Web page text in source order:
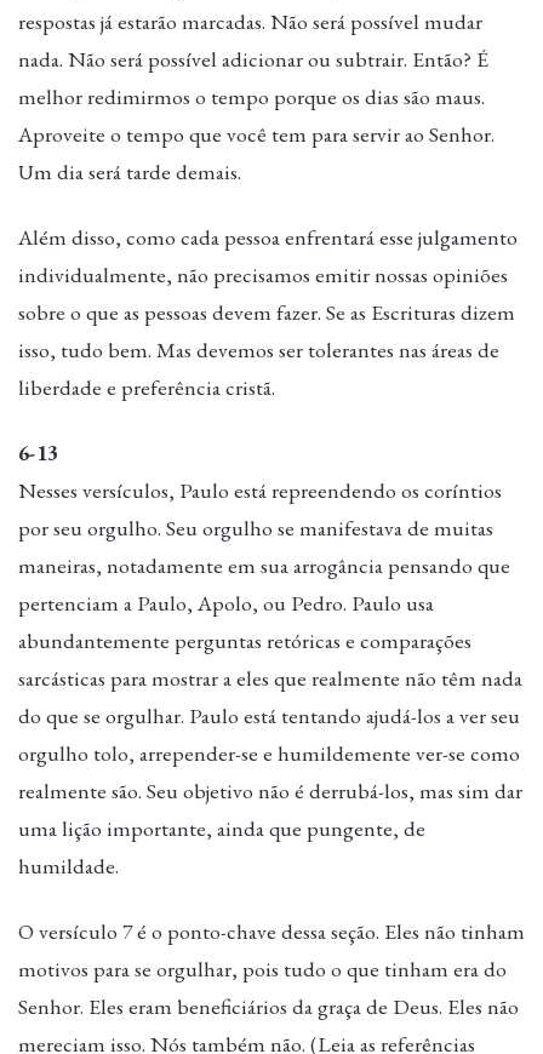
respostas já estarão marcadas. Não será possível mudar
nada. Não será possível adicionar ou subtrair. Então? É
melhor redimirmos o tempo porque os dias são maus.
Aproveite o tempo que você tem para servir ao Senhor.
Um dia será tarde demais.
Além disso, como cada pessoa enfrentará esse julgamento
individualmente, não precisamos emitir nossas opiniões
sobre o que as pessoas devem fazer. Se as Escrituras dizem
isso, tudo bem. Mas devemos ser tolerantes nas áreas de
liberdade e preferência cristã.
6-13
Nesses versículos, Paulo está repreendendo os coríntios
por seu orgulho. Seu orgulho se manifestava de muitas
maneiras, notadamente em sua arrogância pensando que
pertenciam a Paulo, Apolo, ou Pedro. Paulo usa
abundantemente perguntas retóricas e comparações
sarcásticas para mostrar a eles que realmente não têm nada
do que se orgulhar. Paulo está tentando ajudá-los a ver seu
orgulho tolo, arrepender-se e humildemente ver-se como
realmente são. Seu objetivo não é derrubá-los, mas sim dar
uma lição importante, ainda que pungente, de
humildade.
O versículo 7 é o ponto-chave dessa seção. Eles não tinham
motivos para se orgulhar, pois tudo o que tinham era do
Senhor. Eles eram beneficiários da graça de Deus. Eles não
mereciam isso. Nós também não. (Leia as referências